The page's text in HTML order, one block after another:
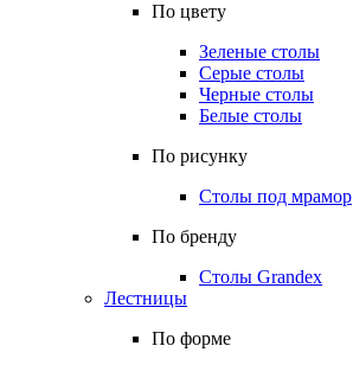
По цвету
Зеленые столы
Серые столы
Черные столы
Белые столы
По рисунку
Столы под мрамор
По бренду
Столы Grandex
Лестницы
По форме